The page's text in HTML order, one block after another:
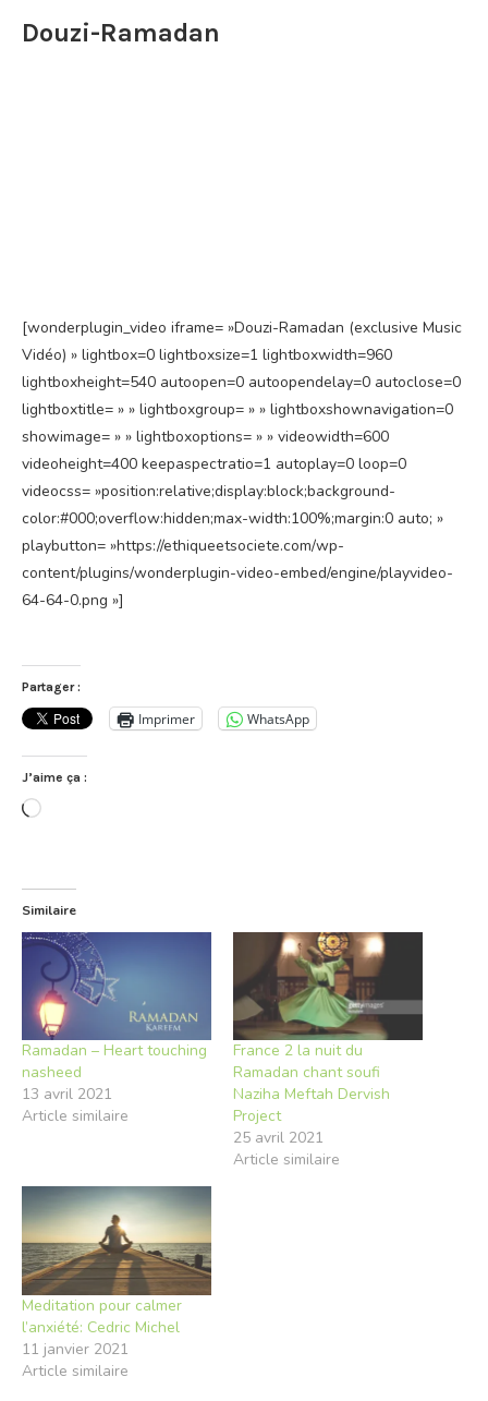
Douzi-Ramadan
[wonderplugin_video iframe= »Douzi-Ramadan (exclusive Music
Vidéo) » lightbox=0 lightboxsize=1 lightboxwidth=960
lightboxheight=540 autoopen=0 autoopendelay=0 autoclose=0
lightboxtitle= » » lightboxgroup= » » lightboxshownavigation=0
showimage= » » lightboxoptions= » » videowidth=600
videoheight=400 keepaspectratio=1 autoplay=0 loop=0
videocss= »position:relative;display:block;background-
color:#000;overflow:hidden;max-width:100%;margin:0 auto; »
playbutton= »https://ethiqueetsociete.com/wp-
content/plugins/wonderplugin-video-embed/engine/playvideo-
64-64-0.png »]
Partager :
Imprimer WhatsApp
J’aime ça :
Chargement…
Similaire
Ramadan – Heart touching
nasheed
13 avril 2021
Article similaire
France 2 la nuit du
Ramadan chant soufi
Naziha Meftah Dervish
Project
25 avril 2021
Article similaire
Meditation pour calmer
l’anxiété: Cedric Michel
11 janvier 2021
Article similaire